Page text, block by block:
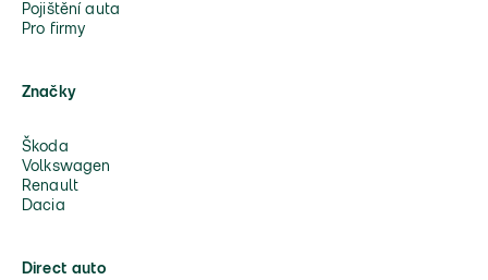
Pojištění auta
Pro firmy
Značky
Škoda
Volkswagen
Renault
Dacia
Direct auto